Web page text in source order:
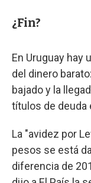
¿Fin?
En Uruguay hay
del dinero
bajado y la
títulos de deuda
La "avidez por
pesos se está
diferencia de